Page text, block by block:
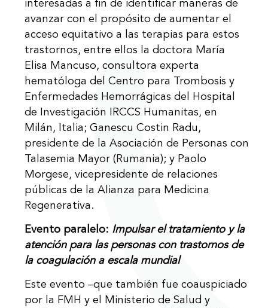
interesadas a fin de identificar maneras de
avanzar con el propósito de aumentar el
acceso equitativo a las terapias para estos
trastornos, entre ellos la doctora María
Elisa Mancuso, consultora experta
hematóloga del Centro para Trombosis y
Enfermedades Hemorrágicas del Hospital
de Investigación IRCCS Humanitas, en
Milán, Italia; Ganescu Costin Radu,
presidente de la Asociación de Personas con
Talasemia Mayor (Rumania); y Paolo
Morgese, vicepresidente de relaciones
públicas de la Alianza para Medicina
Regenerativa.
Evento paralelo: Impulsar el tratamiento y la
atención para las personas con trastornos de
la coagulación a escala mundial
Este evento –que también fue coauspiciado
por la FMH y el Ministerio de Salud y